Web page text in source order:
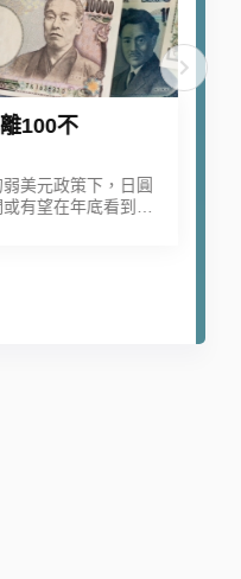
100不
美元政策下，日圓
有望在年底看到日